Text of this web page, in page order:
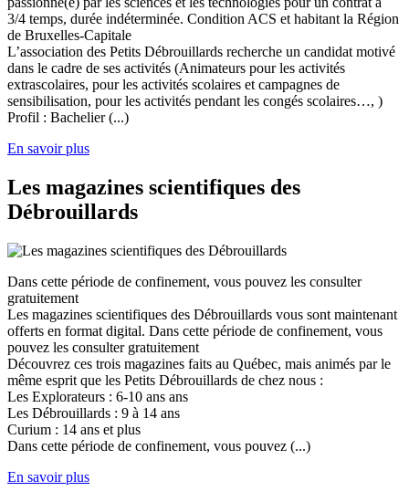
3/4 temps, durée indéterminée. Condition ACS et habitant la Région
de Bruxelles-Capitale
L’association des Petits Débrouillards recherche un candidat motivé
dans le cadre de ses activités (Animateurs pour les activités
extrascolaires, pour les activités scolaires et campagnes de
sensibilisation, pour les activités pendant les congés scolaires…, )
Profil : Bachelier (...)
En savoir plus
Les magazines scientifiques des
Débrouillards
Dans cette période de confinement, vous pouvez les consulter
gratuitement
Les magazines scientifiques des Débrouillards vous sont maintenant
offerts en format digital. Dans cette période de confinement, vous
pouvez les consulter gratuitement
Découvrez ces trois magazines faits au Québec, mais animés par le
même esprit que les Petits Débrouillards de chez nous :
Les Explorateurs : 6-10 ans ans
Les Débrouillards : 9 à 14 ans
Curium : 14 ans et plus
Dans cette période de confinement, vous pouvez (...)
En savoir plus